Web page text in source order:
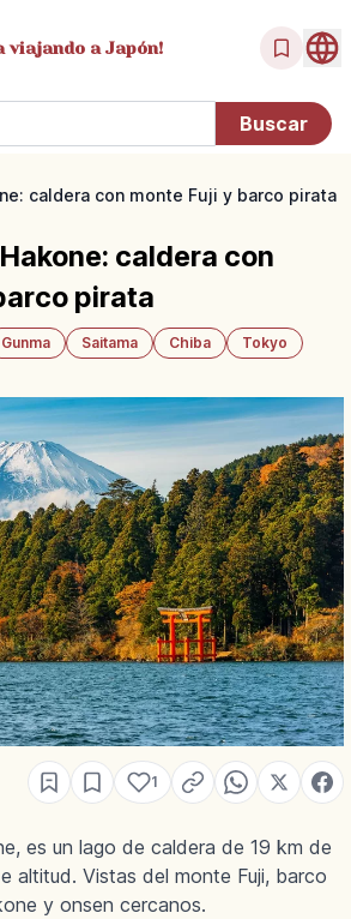
viajando a Japón!
caldera con monte Fuji y barco pirata
caldera con
pirata
Gunma Saitama Chiba
Tokyo
1
es un lago de caldera de 19 km de
altitud. Vistas del monte Fuji, barco
y onsen cercanos.